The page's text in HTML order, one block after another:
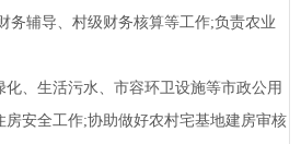
务辅导、村级财务核算等工作;负责农业
、生活污水、市容环卫设施等市政公用
安全工作;协助做好农村宅基地建房审核